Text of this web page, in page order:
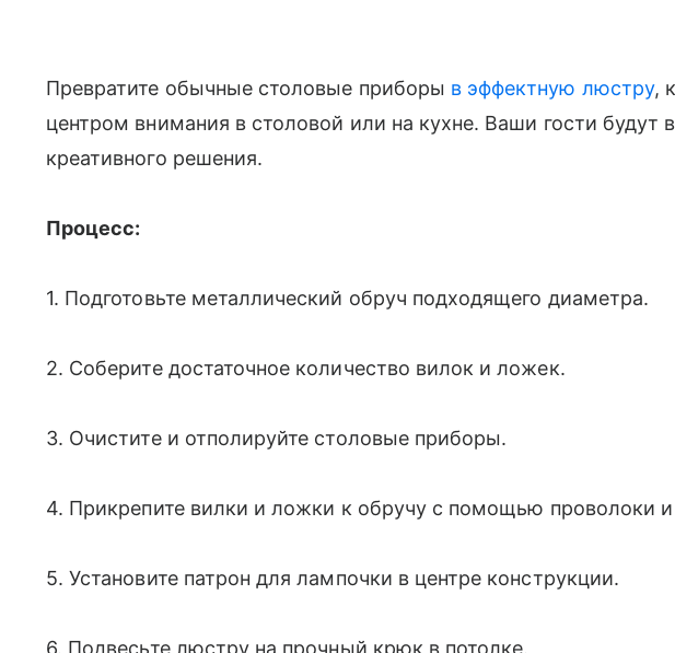
Превратите обычные столовые приборы в эффектную люстру,
центром внимания в столовой или на кухне. Ваши гости будут в
креативного решения.
Процесс:
1. Подготовьте металлический обруч подходящего диаметра.
2. Соберите достаточное количество вилок и ложек.
3. Очистите и отполируйте столовые приборы.
4. Прикрепите вилки и ложки к обручу с помощью проволоки и
5. Установите патрон для лампочки в центре конструкции.
6. Подвесьте люстру на прочный крюк в потолке.